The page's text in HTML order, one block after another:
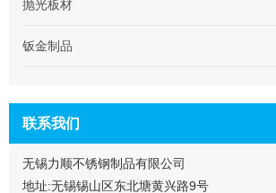
抛光板材
钣金制品
联系我们
无锡力顺不锈钢制品有限公司
地址:无锡锡山区东北塘黄兴路9号